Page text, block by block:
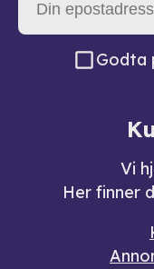
Godta
Vi
Her finner